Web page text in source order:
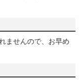
ませんので、お早め